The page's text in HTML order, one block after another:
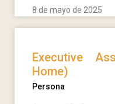
8 de mayo de 2025
Executive
Home)
Persona